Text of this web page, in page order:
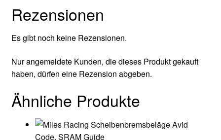
Rezensionen
Es gibt noch keine Rezensionen.
Nur angemeldete Kunden, die dieses Produkt gekauft
haben, dürfen eine Rezension abgeben.
Ähnliche Produkte